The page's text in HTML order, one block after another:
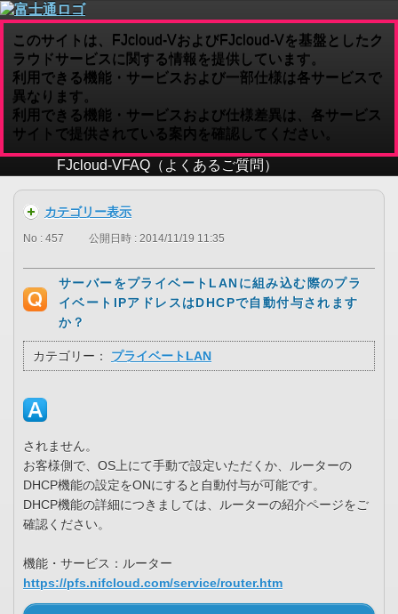
このサイトは、FJcloud-VおよびFJcloud-Vを基盤としたク
ラウドサービスに関する情報を提供しています。
利用できる機能・サービスおよび一部仕様は各サービスで
異なります。
利用できる機能・サービスおよび仕様差異は、各サービス
サイトで提供されている案内を確認してください。
FJcloud-VFAQ（よくあるご質問）
カテゴリー表示
No : 457 公開日時 : 2014/11/19 11:35
サーバーをプライベートLANに組み込む際のプラ
イベートIPアドレスはDHCPで自動付与されます
か？
カテゴリー： プライベートLAN
されません。
お客様側で、OS上にて手動で設定いただくか、ルーターの
DHCP機能の設定をONにすると自動付与が可能です。
DHCP機能の詳細につきましては、ルーターの紹介ページをご
確認ください。
機能・サービス：ルーター
https://pfs.nifcloud.com/service/router.htm